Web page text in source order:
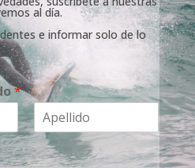
al día.
e informar solo de lo
*
Apellidos